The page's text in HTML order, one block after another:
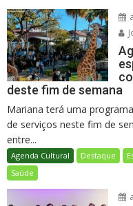
deste fim de semana
Mariana terá uma
de serviços neste fim de
entre...
Agenda Cultural Destaque
Saúde